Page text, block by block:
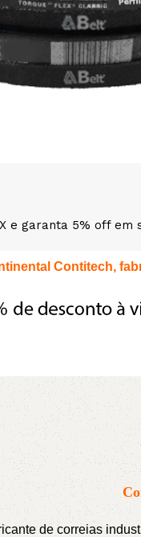
5V
B
XPZ
e garanta 5% off em
Contitech,
de correias